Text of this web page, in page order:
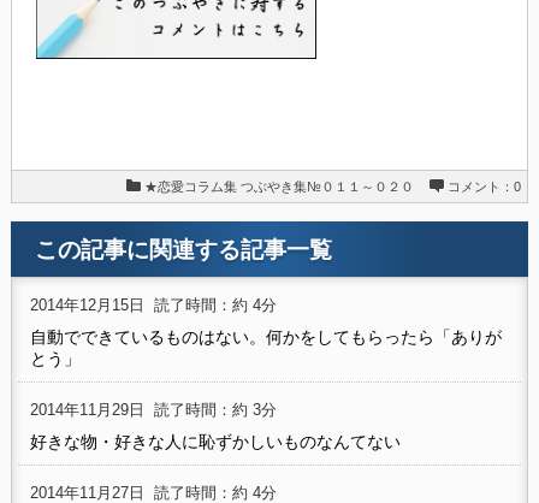
★恋愛コラム集 つぶやき集№０１１～０２０ コメント：0
この記事に関連する記事一覧
2014年12月15日 読了時間：約 4分
自動でできているものはない。何かをしてもらったら「ありが
とう」
2014年11月29日 読了時間：約 3分
好きな物・好きな人に恥ずかしいものなんてない
2014年11月27日 読了時間：約 4分